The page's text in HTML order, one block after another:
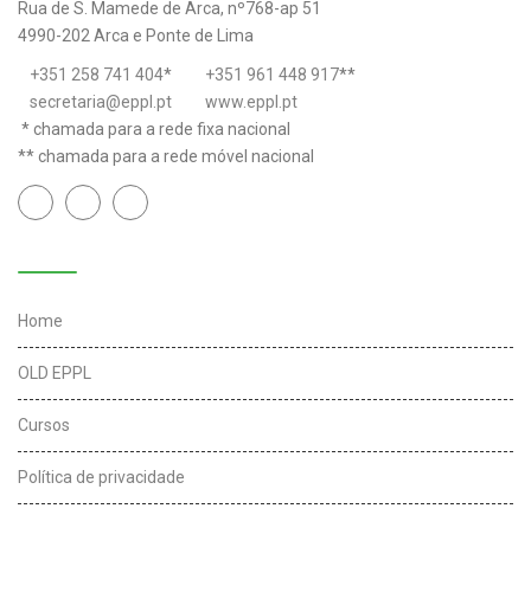
Rua de S. Mamede de Arca, nº768-ap 51
4990-202 Arca e Ponte de Lima
+351 258 741 404* +351 961 448 917**
secretaria@eppl.pt
www.eppl.pt
* chamada para a rede fixa nacional
** chamada para a rede móvel nacional
Home
OLD EPPL
Cursos
Política de privacidade